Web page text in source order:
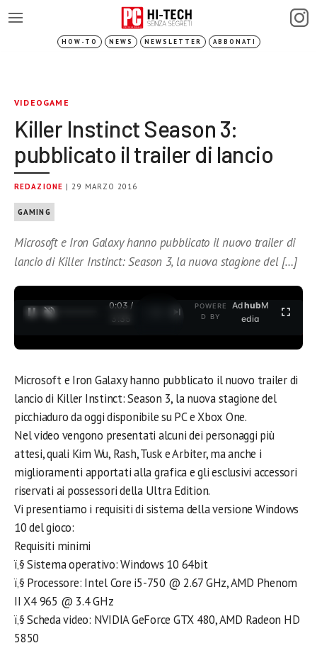
HOW-TO NEWS NEWSLETTER ABBONATI
VIDEOGAME
Killer Instinct Season 3:
pubblicato il trailer di lancio
REDAZIONE | 29 MARZO 2016
GAMING
Microsoft e Iron Galaxy hanno pubblicato il nuovo trailer di
lancio di Killer Instinct: Season 3, la nuova stagione del […]
0:03 /
3:35
POWERE
D BY
AdhubM
edia
Microsoft e Iron Galaxy hanno pubblicato il nuovo trailer di
lancio di Killer Instinct: Season 3, la nuova stagione del
picchiaduro da oggi disponibile su PC e Xbox One.
Nel video vengono presentati alcuni dei personaggi più
attesi, quali Kim Wu, Rash, Tusk e Arbiter, ma anche i
miglioramenti apportati alla grafica e gli esclusivi accessori
riservati ai possessori della Ultra Edition.
Vi presentiamo i requisiti di sistema della versione Windows
10 del gioco:
Requisiti minimi
ï‚§ Sistema operativo: Windows 10 64bit
ï‚§ Processore: Intel Core i5-750 @ 2.67 GHz, AMD Phenom
II X4 965 @ 3.4 GHz
ï‚§ Scheda video: NVIDIA GeForce GTX 480, AMD Radeon HD
5850